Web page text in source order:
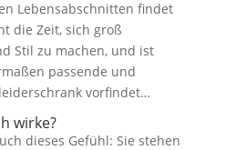
Lebensabschnitten findet
die Zeit, sich groß
Stil zu machen, und ist
passende und
vorfindet…
wirke?
dieses Gefühl: Sie stehen